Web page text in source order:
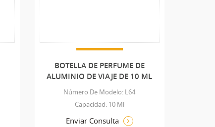
BOTELLA DE PERFUME DE
ALUMINIO DE VIAJE DE 10 ML
Número De Modelo: L64
Capacidad: 10 Ml
Enviar Consulta